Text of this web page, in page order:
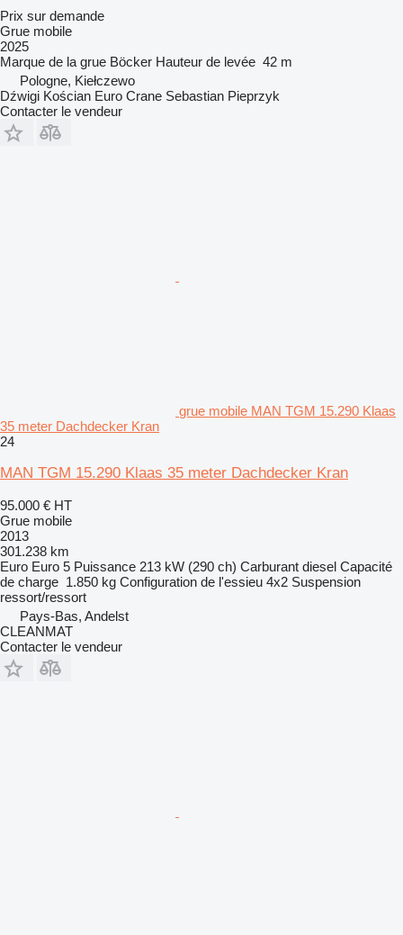
Prix sur demande
Grue mobile
2025
Marque de la grue Böcker Hauteur de levée 42 m
Pologne, Kiełczewo
Dźwigi Kościan Euro Crane Sebastian Pieprzyk
Contacter le vendeur
grue mobile MAN TGM 15.290 Klaas
35 meter Dachdecker Kran
24
MAN TGM 15.290 Klaas 35 meter Dachdecker Kran
95.000 € HT
Grue mobile
2013
301.238 km
Euro Euro 5 Puissance 213 kW (290 ch) Carburant diesel Capacité
de charge 1.850 kg Configuration de l'essieu 4x2 Suspension
ressort/ressort
Pays-Bas, Andelst
CLEANMAT
Contacter le vendeur